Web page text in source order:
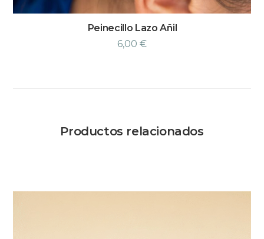
Peinecillo Lazo Añil
6,00€
Productos relacionados